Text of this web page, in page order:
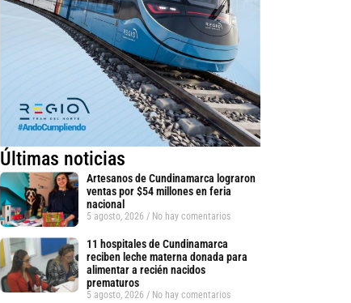
Últimas noticias
Artesanos de Cundinamarca lograron
ventas por $54 millones en feria
nacional
5 agosto, 2026 No hay comentarios
11 hospitales de Cundinamarca
reciben leche materna donada para
alimentar a recién nacidos
prematuros
5 agosto, 2026 No hay comentarios